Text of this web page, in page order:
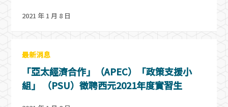
2021 年 1 月 8 日
最新消息
「亞太經濟合作」（APEC）「政策支援小
組」 （PSU）徵聘西元2021年度實習生